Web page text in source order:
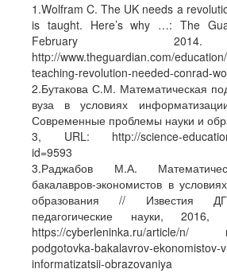
1.Wolfram C. The UK needs a
is taught. Here’s why …: The
February
http://www.theguardian.com/
teaching-revolution-needed-conrad-
2.Бутакова С.М. Математическая
вуза в условиях
Современные проблемы науки и
3, URL: http://science-
id=9593
3.Раджабов М.А.
бакалавров-экономистов в
образования // Известия
педагогические науки,
https://cyberleninka.ru/article/n/
podgotovka-bakalavrov-ekonomistov-
informatizatsii-obrazovaniya